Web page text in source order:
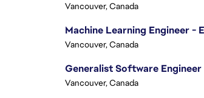
Vancouver, Canada
Vancouver, Canada
Vancouver, Canada